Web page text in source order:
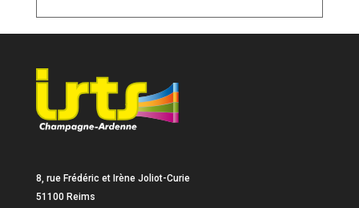
8, rue Frédéric et Irène Joliot-Curie
51100 Reims